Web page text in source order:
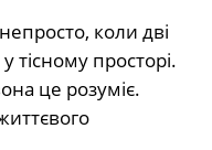
коли дві
тісному просторі.
це розуміє.